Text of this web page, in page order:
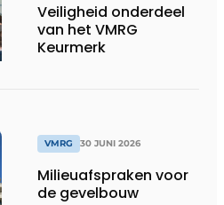
Veiligheid onderdeel
van het VMRG
Keurmerk
VMRG 30 JUNI 2026
Milieuafspraken voor
de gevelbouw